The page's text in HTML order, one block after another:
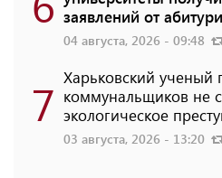
заявлений от
04 августа, 2026 - 09:48
7 Харьковский ученый
коммунальщиков не
экологическое
03 августа, 2026 - 13:20